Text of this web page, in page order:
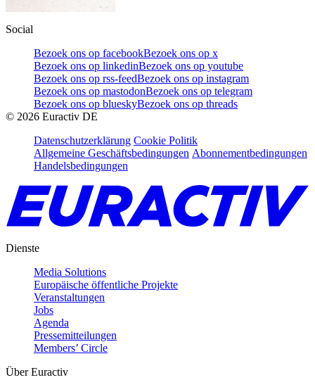
Social
Bezoek ons op facebookBezoek ons op x
Bezoek ons op linkedinBezoek ons op youtube
Bezoek ons op rss-feedBezoek ons op instagram
Bezoek ons op mastodonBezoek ons op telegram
Bezoek ons op blueskyBezoek ons op threads
© 2026 Euractiv DE
Datenschutzerklärung Cookie Politik
Allgemeine Geschäftsbedingungen Abonnementbedingungen
Handelsbedingungen
Dienste
Media Solutions
Europäische öffentliche Projekte
Veranstaltungen
Jobs
Agenda
Pressemitteilungen
Members’ Circle
Über Euractiv